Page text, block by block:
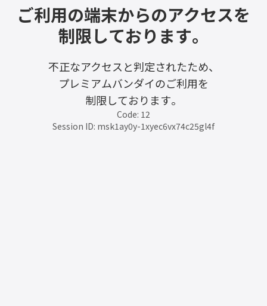
ご利用の端末からのアクセスを
制限しております。
不正なアクセスと判定されたため、
プレミアムバンダイのご利用を
制限しております。
Code: 12
Session ID: msk1ay0y-1xyec6vx74c25gl4f